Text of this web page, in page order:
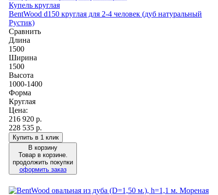
Купель круглая
BentWood d150 круглая для 2-4 человек (дуб натуральный
Рустик)
Сравнить
Длина
1500
Ширина
1500
Высота
1000-1400
Форма
Круглая
Цена:
216 920 р.
228 535 р.
Купить в 1 клик
В корзину
Товар в корзине.
продолжить покупки
оформить заказ